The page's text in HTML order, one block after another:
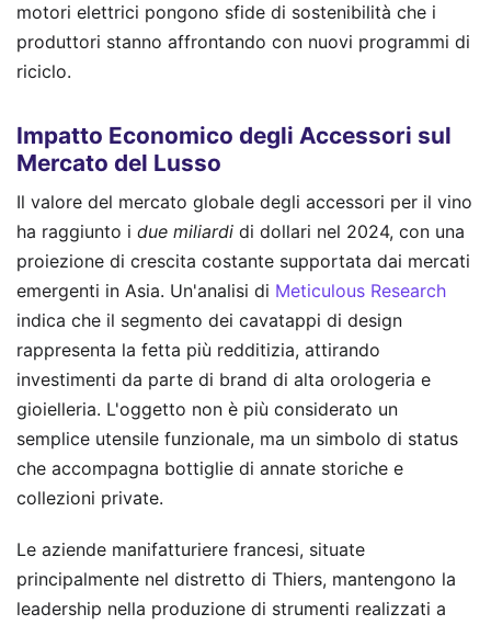
motori elettrici pongono sfide di sostenibilità che i
produttori stanno affrontando con nuovi programmi di
riciclo.
Impatto Economico degli Accessori sul
Mercato del Lusso
Il valore del mercato globale degli accessori per il vino
ha raggiunto i due miliardi di dollari nel 2024, con una
proiezione di crescita costante supportata dai mercati
emergenti in Asia. Un'analisi di Meticulous Research
indica che il segmento dei cavatappi di design
rappresenta la fetta più redditizia, attirando
investimenti da parte di brand di alta orologeria e
gioielleria. L'oggetto non è più considerato un
semplice utensile funzionale, ma un simbolo di status
che accompagna bottiglie di annate storiche e
collezioni private.
Le aziende manifatturiere francesi, situate
principalmente nel distretto di Thiers, mantengono la
leadership nella produzione di strumenti realizzati a